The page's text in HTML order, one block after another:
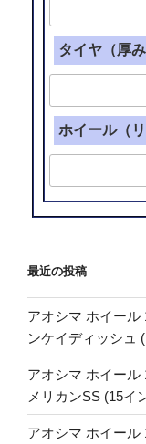
タイヤ（厚
ホイール（
最近の投稿
アオシマ ホイー
ンケイディッシュ
アオシマ ホイー
メリカンSS (15イ
アオシマ ホイー